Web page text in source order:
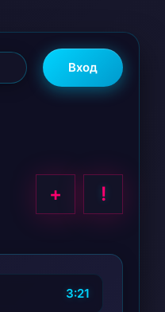
Вход
+ !
3:21